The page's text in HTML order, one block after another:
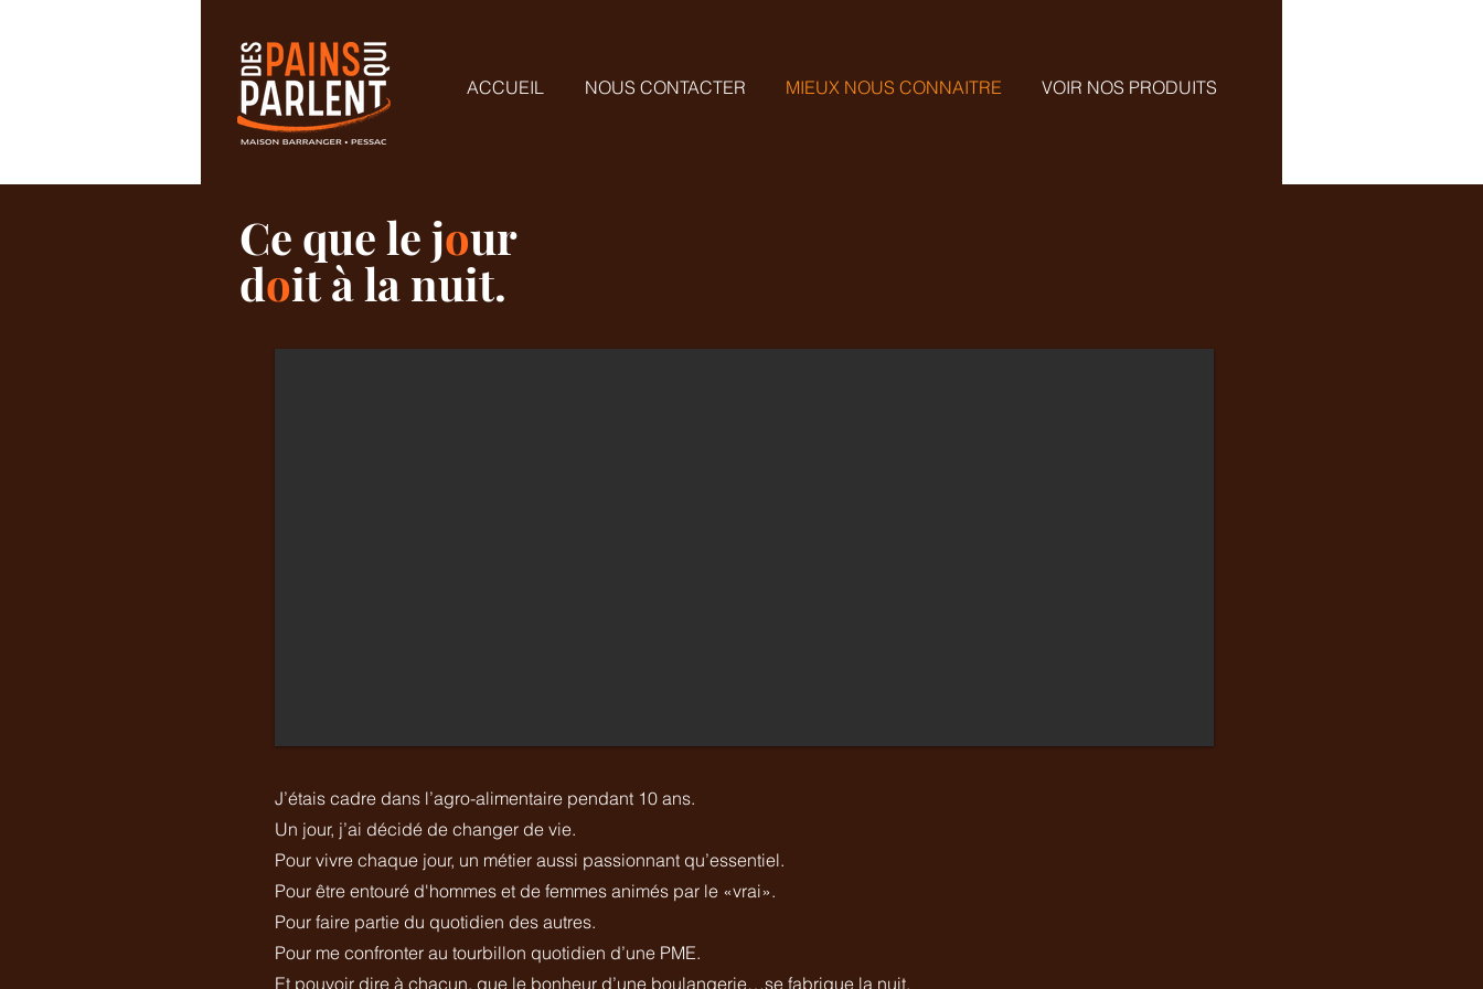
ACCUEIL NOUS CONTACTER MIEUX NOUS CONNAITRE VOIR NOS PRODUITS
Ce que le jour
doit à la nuit.
J’étais cadre dans l’agro-alimentaire pendant 10 ans.
Un jour, j’ai décidé de changer de vie.
Pour vivre chaque jour, un métier aussi passionnant qu’essentiel.
Pour être entouré d'hommes et de femmes animés par le «vrai».
Pour faire partie du quotidien des autres.
Pour me confronter au tourbillon quotidien d’une PME.
Et pouvoir dire à chacun, que le bonheur d’une boulangerie…se fabrique la nuit.